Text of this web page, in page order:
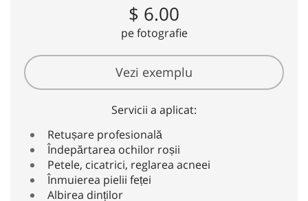
$ 6.00
pe fotografie
Vezi exemplu
Servicii a aplicat:
Retușare profesională
Îndepărtarea ochilor roșii
Petele, cicatrici, reglarea acneei
Înmuierea pielii feței
Albirea dinților